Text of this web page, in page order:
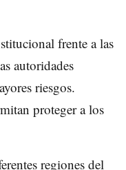
frente a las
autoridades
riesgos.
proteger a los
regiones del